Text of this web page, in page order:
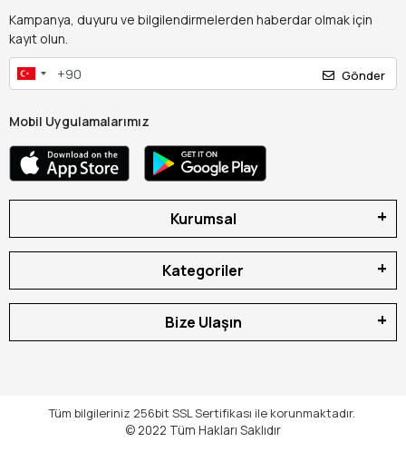
Kampanya, duyuru ve bilgilendirmelerden haberdar olmak için
kayıt olun.
Gönder
Mobil Uygulamalarımız
Kurumsal
Kategoriler
Bize Ulaşın
Tüm bilgileriniz 256bit SSL Sertifikası ile korunmaktadır.
© 2022 Tüm Hakları Saklıdır